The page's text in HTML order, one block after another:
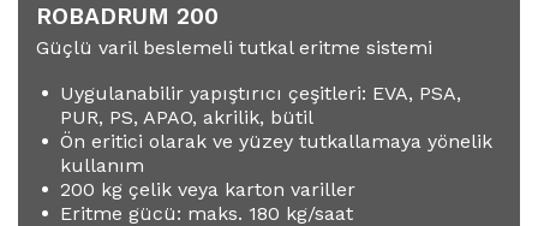
ROBADRUM 200
Güçlü varil beslemeli tutkal eritme sistemi
Uygulanabilir yapıştırıcı çeşitleri: EVA, PSA,
PUR, PS, APAO, akrilik, bütil
Ön eritici olarak ve yüzey tutkallamaya yönelik
kullanım
200 kg çelik veya karton variller
Eritme gücü: maks. 180 kg/saat